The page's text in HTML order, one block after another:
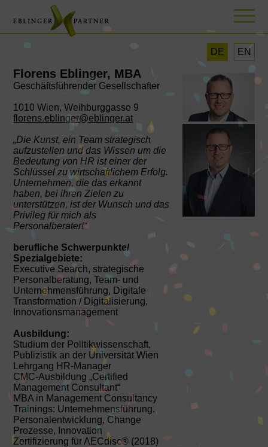
EN
DE
Florens Eblinger, MBA
Geschäftsführender Gesellschafter
1010 Wien, Weihburggasse 9
florens.eblinger@eblinger.at
„Die Kunst, ein Team strategisch
aufzustellen und das Wissen um die
Bedeutung von HR ist einer der
Schlüssel zu wirtschaftlichem Erfolg.
Unternehmen, die das erkannt
haben, bei ihren Zielen zu
unterstützen, ist der Wunsch und das
Privileg für mich als
Personalberater!“
berufliche Schwerpunkte/
Spezialgebiete:
Executive Search, strategische
Personalberatung, Team- und
Unternehmensführung, Digitale
Transformation / Digitalisierung,
Innovationsmanagement
Ausbildung:
Studium der Politikwissenschaft,
Publizistik an der Universität Wien
Lehrgang HR-Manager
CMC-Ausbildung „Certified
Management Consultant“
MBA in Management Consultancy
Trainings: Unternehmensführung,
Personalentwicklung, Change
Prozesse, Innovation
Zertifizierung für AECdisc® (2018)